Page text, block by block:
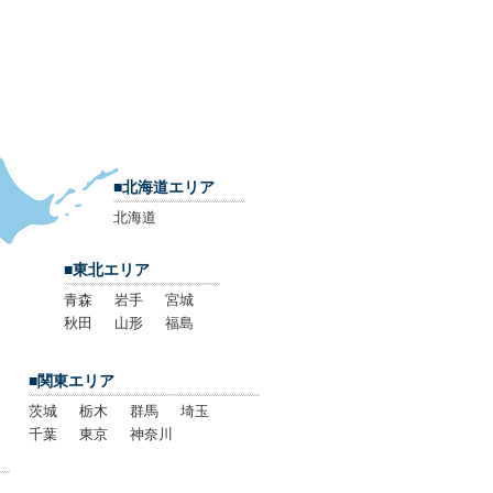
■北海道エリア
北海道
■東北エリア
青森 岩手
宮城
秋田
山形 福島
■関東エリア
茨城 栃木 群馬
埼玉
千葉
東京 神奈川